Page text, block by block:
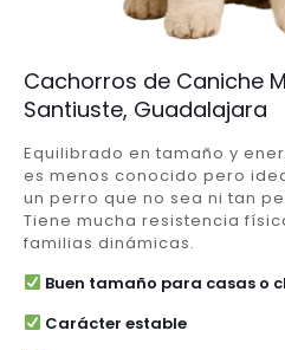
Cachorros de Caniche
Santiuste, Guadalajara
Equilibrado en tamaño y
es menos conocido pero
un perro que no sea ni tan
Tiene mucha resistencia
familias dinámicas.
Buen tamaño para casas o
Carácter estable